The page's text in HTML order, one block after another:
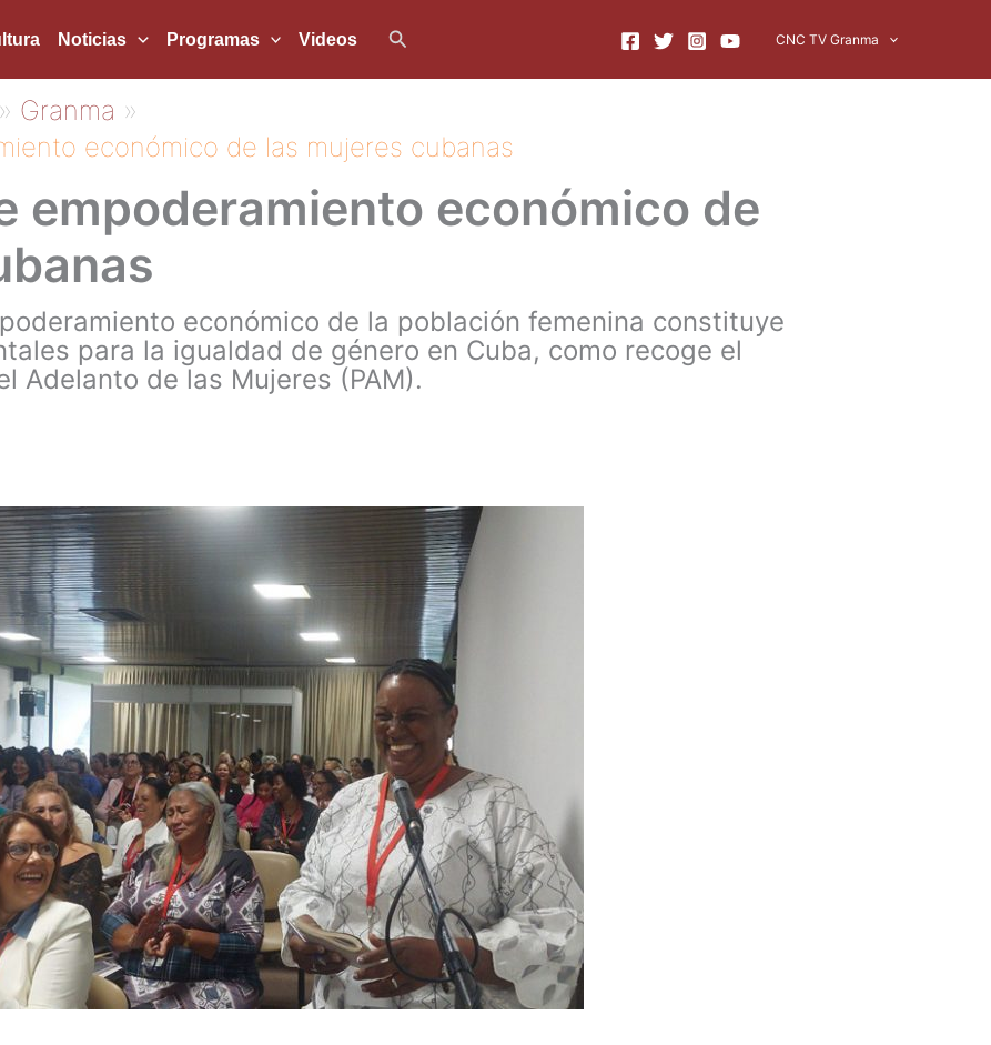
Noticias Programas Videos Buscar CNC TV Granma
Granma
económico de las mujeres cubanas
empoderamiento económico de
económico de la población femenina constituye
para la igualdad de género en Cuba, como recoge el
Adelanto de las Mujeres (PAM).